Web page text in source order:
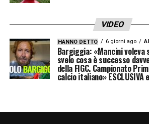
VIDEO
HANNO DETTO 6 giorni ago
Bargiggia: «Mancini voleva
svelo cosa è successo
della FIGC. Campionato
calcio italiano» ESCLUSIVA